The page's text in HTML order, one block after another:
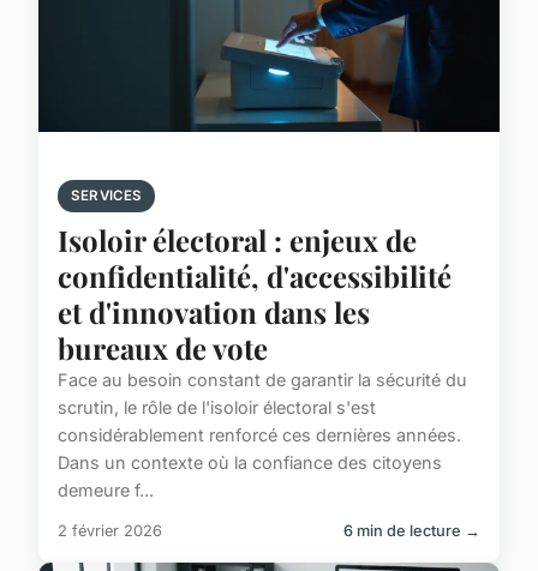
SERVICES
Isoloir électoral : enjeux de
confidentialité, d'accessibilité
et d'innovation dans les
bureaux de vote
Face au besoin constant de garantir la sécurité du
scrutin, le rôle de l'isoloir électoral s'est
considérablement renforcé ces dernières années.
Dans un contexte où la confiance des citoyens
demeure f...
2 février 2026 6 min de lecture →